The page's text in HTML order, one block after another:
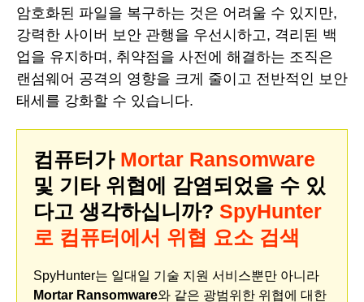
암호화된 파일을 복구하는 것은 어려울 수 있지만,
강력한 사이버 보안 관행을 우선시하고, 격리된 백
업을 유지하며, 취약점을 사전에 해결하는 조직은
랜섬웨어 공격의 영향을 크게 줄이고 전반적인 보안
태세를 강화할 수 있습니다.
컴퓨터가 Mortar Ransomware
및 기타 위협에 감염되었을 수 있
다고 생각하십니까? SpyHunter
로 컴퓨터에서 위협 요소 검색
SpyHunter는 일대일 기술 지원 서비스뿐만 아니라
Mortar Ransomware와 같은 광범위한 위협에 대한